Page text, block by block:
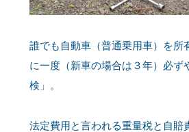
誰でも自動車（普通乗用車）を所
に一度（新車の場合は３年）必ず
検」。
法定費用と言われる重量税と自賠